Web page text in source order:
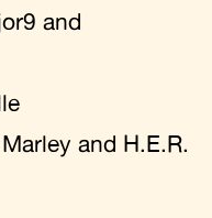
and
and H.E.R.